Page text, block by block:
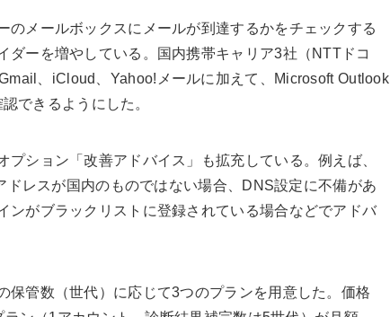
メールボックスにメールが到達するかをチェックする
ダーを増やしている。国内携帯キャリア3社（NTTドコ
、iCloud、Yahoo!メールに加えて、Microsoft Outlook
できるようにした。
ション「改善アドバイス」も拡充している。例えば、
ドレスが国内のものではない場合、DNS設定に不備があ
ンがブラックリストに登録されている場合などでアドバ
管数（世代）に応じて3つのプランを用意した。価格